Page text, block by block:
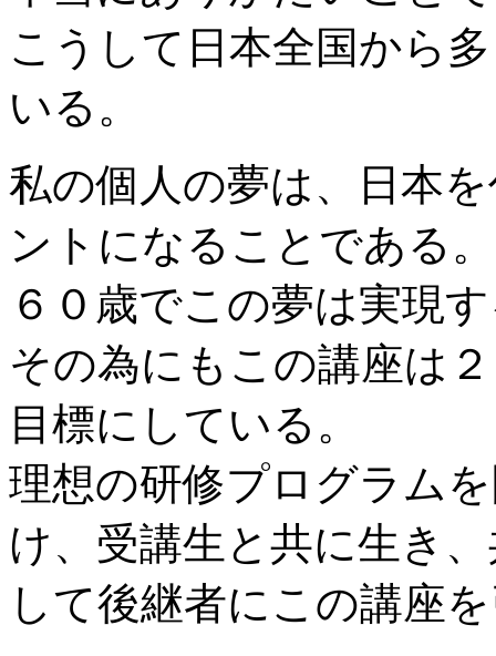
こうして日本全国から
いる。
私の個人の夢は、日本
ントになることである。
６０歳でこの夢は実現
その為にもこの講座は
目標にしている。
理想の研修プログラム
け、受講生と共に生き
して後継者にこの講座